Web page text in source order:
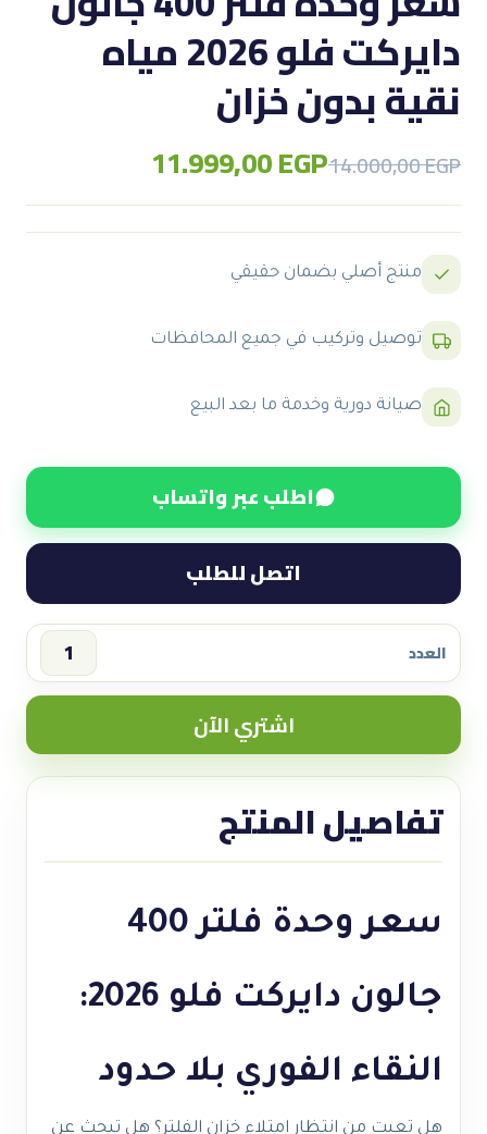
دايركت فلو 2026 مياه
نقية بدون خزان
14.000,00EGP
Original
was:
14.000,00 EGP.
11.999,00EGP
Current
is:
11.999,00 EGP.
منتج أصلي بضمان حقيقي
توصيل وتركيب في جميع المحافظات
صيانة دورية وخدمة ما بعد البيع
اطلب عبر واتساب
اتصل للطلب
العدد
سعر
وحدة
400
جالون
خزان
اشتري الآن
تفاصيل المنتج
سعر وحدة فلتر 400
جالون دايركت فلو 2026:
النقاء الفوري بلا حدود
هل تعبت من انتظار امتلاء خزان الفلتر؟ هل تبحث عن